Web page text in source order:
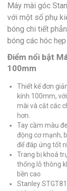
Máy mài góc
với một số phụ
bóng chi tiết
bóng các hóc
Điểm nổi bật
100mm
Thiết kế đơn
kính 100mm,
mài và cắt các
hơn.
Tay cầm màu
động cơ mạnh,
để đáp ứng tốt
Trang bị khoá
thống lỗ thông
bền cao
Stanley